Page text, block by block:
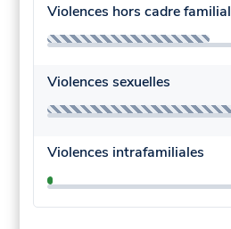
Violences hors cadre familial
Violences sexuelles
Violences intrafamiliales